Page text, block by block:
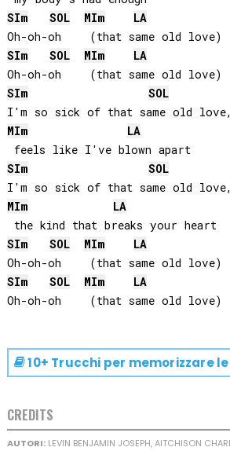
SIm SOL MIm
LA
SIm SOL MIm
LA
SIm
SOL
MIm
LA
feels like I've blown apart
SIm
SOL
MIm
LA
the kind that breaks your heart
SIm SOL MIm
LA
SIm SOL MIm LA
10+ Trucchi per memorizzare
CREDITS
AUTORI:LEVIN BENJAMIN JOSEPH, AITCHISON